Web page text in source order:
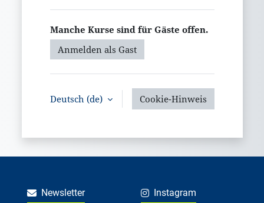
Manche Kurse sind für Gäste offen.
Anmelden als Gast
Deutsch ‎(de)‎ Cookie-Hinweis
Newsletter Instagram